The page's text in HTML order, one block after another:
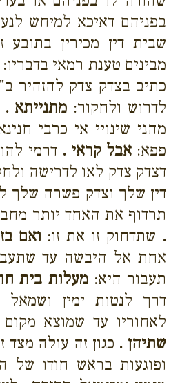
בפניהם דאיכא למיחש
שבית דין מכירין
מבינים טענת רמאי בדבריו:
כתיב בצדק צדק להזהיר
לדרוש ולחקור: מתנייתא .
מהני שינויי אי כרבי
פפא:אבל קראי . דרמי
דצדק צדק לאו לדרישה
דין שלך וצדק פשרה שלך
תרדוף את האחד יותר
. שתדחוק זו את זו: ואם
אחת אל היבשה עד
תעבור היא:מעלות בית
דרך לנטות ימין
לאחוריו עד שמוצא
שתיהן . כגון זה עולה מצד
ופוגעות בראש חודו של